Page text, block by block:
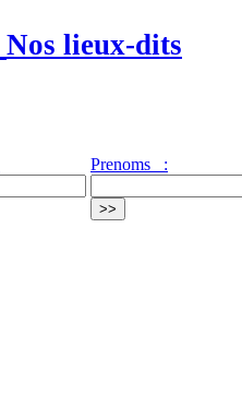
Nos lieux-dits
Prenoms :